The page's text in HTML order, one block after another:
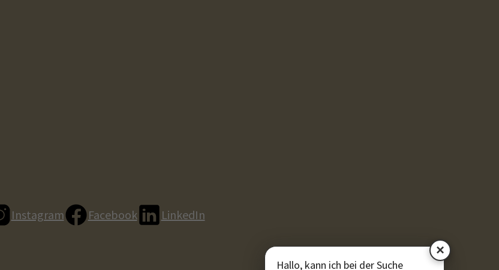
Instagram Facebook LinkedIn